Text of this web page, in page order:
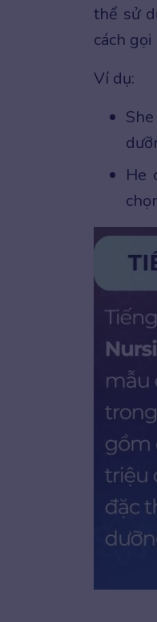
thể sử
cách
Ví dụ:
He